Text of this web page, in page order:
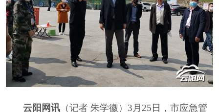
云阳网讯 （记者 朱学徽）3月25日，市应急管